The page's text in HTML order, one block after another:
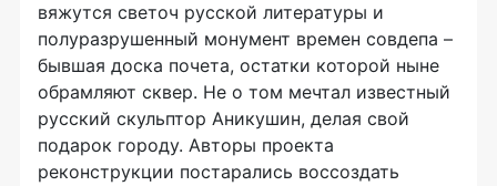
вяжутся светоч русской литературы и
полуразрушенный монумент времен совдепа –
бывшая доска почета, остатки которой ныне
обрамляют сквер. Не о том мечтал известный
русский скульптор Аникушин, делая свой
подарок городу. Авторы проекта
реконструкции постарались воссоздать